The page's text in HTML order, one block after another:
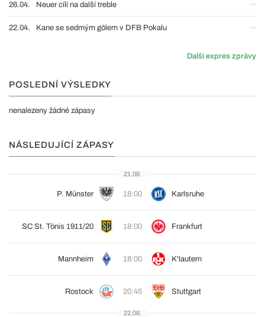
26.04. Neuer cílí na další treble
22.04. Kane se sedmým gólem v DFB Pokalu
Další expres zprávy
POSLEDNÍ VÝSLEDKY
nenalezeny žádné zápasy
NÁSLEDUJÍCÍ ZÁPASY
21.08.
P. Münster 18:00 Karlsruhe
SC St. Tönis 1911/20 18:00 Frankfurt
Mannheim 18:00 K'lautern
Rostock 20:45 Stuttgart
22.08.